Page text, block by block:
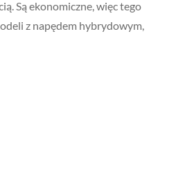
Są ekonomiczne, więc tego
z napędem hybrydowym,